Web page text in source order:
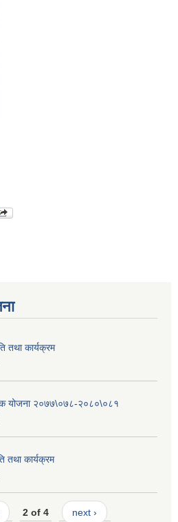
तथा कार्यक्रम
योजना २०७७\०७८-२०८०\०८१
तथा कार्यक्रम
2 of 4 next ›